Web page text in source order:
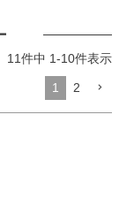
11件中 1-10件表示
1 2